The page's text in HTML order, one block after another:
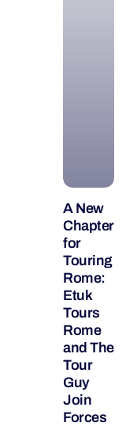
A New
Chapter
for
Touring
Rome:
Etuk
Tours
Rome
and The
Tour
Guy
Join
Forces